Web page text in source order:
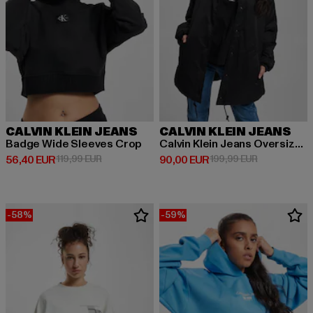
CALVIN KLEIN JEANS
Badge Wide Sleeves Crop
56,40 EUR
Derzeitiger Preis: 56,40 EUR
119,99 EURAktionspreis: 119,99 EUR
CALVIN KLEIN JEANS
Calvin Klein Jeans Oversized Padded Coach Jacke
90,00 EUR
Derzeitiger Preis: 90,00 EUR
199,99 EUR
-58% -59%